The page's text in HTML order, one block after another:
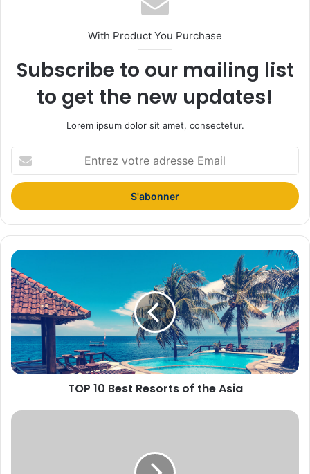
With Product You Purchase
Subscribe to our mailing list
to get the new updates!
Lorem ipsum dolor sit amet, consectetur.
votre
adresse
Email
TOP
10
Best
Resorts
of
the
Asia
TOP 10 Best Resorts of the Asia
Emplacement